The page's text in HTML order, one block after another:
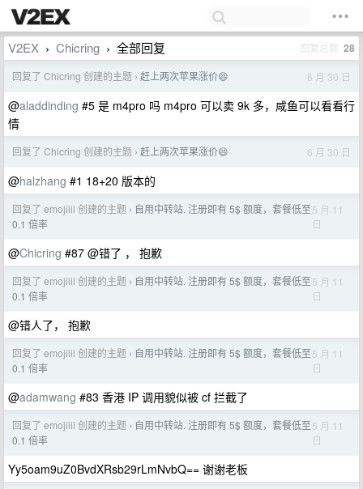
V2EX › Chicring › 全部回复 回复总数 28
回复了 Chicring 创建的主题 › 赶上两次苹果涨价😄 6 月 30 日
@aladdinding #5 是 m4pro 吗 m4pro 可以卖 9k 多，咸鱼可以看看行
情
回复了 Chicring 创建的主题 › 赶上两次苹果涨价😄 6 月 30 日
@halzhang #1 18+20 版本的
回复了 emojiiii 创建的主题 › 自用中转站. 注册即有 5$ 额度，套餐低至
0.1 倍率
5 月 11
日
@Chicring #87 @错了 ， 抱歉
回复了 emojiiii 创建的主题 › 自用中转站. 注册即有 5$ 额度，套餐低至
0.1 倍率
5 月 11
日
@错人了， 抱歉
回复了 emojiiii 创建的主题 › 自用中转站. 注册即有 5$ 额度，套餐低至
0.1 倍率
5 月 11
日
@adamwang #83 香港 IP 调用貌似被 cf 拦截了
回复了 emojiiii 创建的主题 › 自用中转站. 注册即有 5$ 额度，套餐低至
0.1 倍率
5 月 11
日
Yy5oam9uZ0BvdXRsb29rLmNvbQ== 谢谢老板